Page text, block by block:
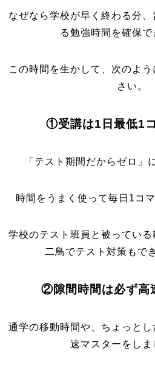
なぜなら学校が早く終わる分、
る勉強時間を確保で
この時間を生かして、次のよ
さい。
①受講は1日最低1
「テスト期間だからゼロ」
時間をうまく使って毎日1コ
学校のテスト班員と被ってい
二鳥でテスト対策もで
②隙間時間は必ず高
通学の移動時間や、ちょっと
速マスターをしま